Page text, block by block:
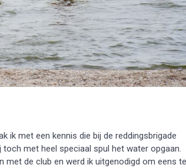
ik met een kennis die bij de reddingsbrigade
met heel speciaal spul het water opgaan.
met de club en werd ik uitgenodigd om eens te